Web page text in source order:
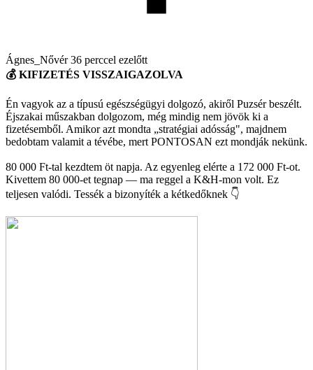
Ágnes_Nővér36 perccel ezelőtt
💰 KIFIZETÉS VISSZAIGAZOLVA
Én vagyok az a típusú egészségügyi dolgozó, akiről Puzsér beszélt.
Éjszakai műszakban dolgozom, még mindig nem jövök ki a
fizetésemből. Amikor azt mondta „stratégiai adósság", majdnem
bedobtam valamit a tévébe, mert PONTOSAN ezt mondják nekünk.
80 000 Ft-tal kezdtem öt napja. Az egyenleg elérte a 172 000 Ft-ot.
Kivettem 80 000-et tegnap — ma reggel a K&H-mon volt. Ez
teljesen valódi. Tessék a bizonyíték a kétkedőknek 👇